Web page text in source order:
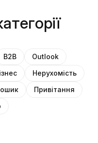
B2B
Outlook
Нерухомість
Привітання